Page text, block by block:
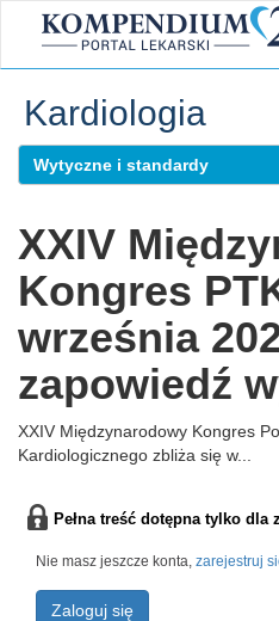
Kardiologia
Wytyczne i standardy
XXIV
Kongres
września
zapowiedź
XXIV Międzynarodowy Kongres
Kardiologicznego zbliża się w...
Pełna treść dotępna tylko
Nie masz jeszcze konta, zarejestruj
Zaloguj się